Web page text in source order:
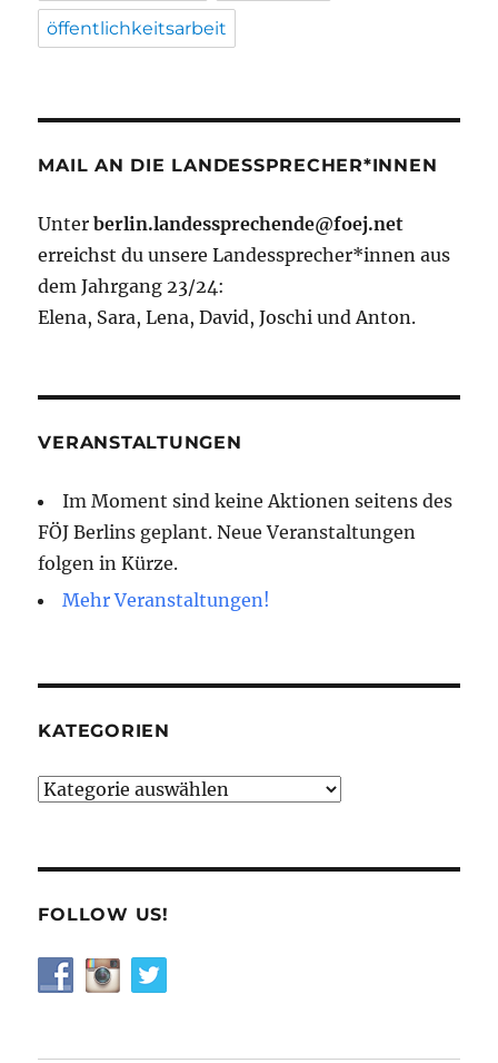
öffentlichkeitsarbeit
MAIL AN DIE LANDESSPRECHER*INNEN
Unterberlin.landessprechende@foej.net
erreichst du unsere Landessprecher*innen aus
dem Jahrgang 23/24:
Elena, Sara, Lena, David, Joschi und Anton.
VERANSTALTUNGEN
Im Moment sind keine Aktionen seitens des
FÖJ Berlins geplant. Neue Veranstaltungen
folgen in Kürze.
Mehr Veranstaltungen!
KATEGORIEN
Kategorien
FOLLOW US!